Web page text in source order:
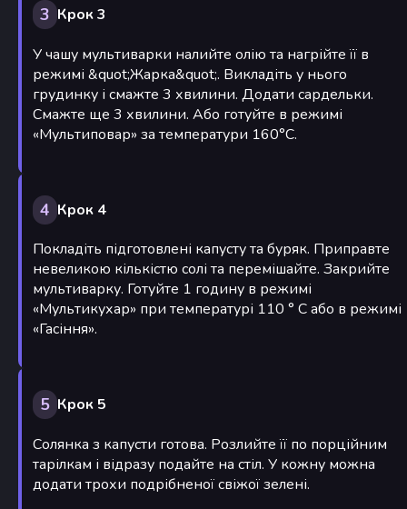
3 Крок 3
У чашу мультиварки налийте олію та нагрійте її в
режимі &quot;Жарка&quot;. Викладіть у нього
грудинку і смажте 3 хвилини. Додати сардельки.
Смажте ще 3 хвилини. Або готуйте в режимі
«Мультиповар» за температури 160°С.
4 Крок 4
Покладіть підготовлені капусту та буряк. Приправте
невеликою кількістю солі та перемішайте. Закрийте
мультиварку. Готуйте 1 годину в режимі
«Мультикухар» при температурі 110 ° С або в режимі
«Гасіння».
5 Крок 5
Солянка з капусти готова. Розлийте її по порційним
тарілкам і відразу подайте на стіл. У кожну можна
додати трохи подрібненої свіжої зелені.